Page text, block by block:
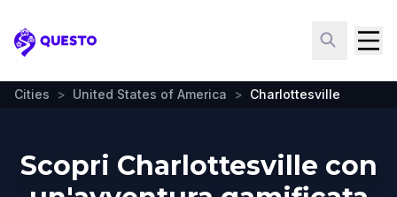
Questo
Cities > United States of America > Charlottesville
Scopri Charlottesville con